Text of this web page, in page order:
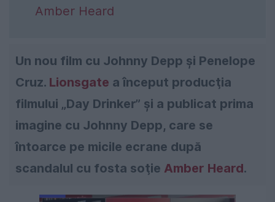
Amber Heard
Un nou film cu Johnny Depp şi Penelope
Cruz. Lionsgate a început producţia
filmului „Day Drinker” și a publicat prima
imagine cu Johnny Depp, care se
întoarce pe micile ecrane după
scandalul cu fosta soţie Amber Heard.